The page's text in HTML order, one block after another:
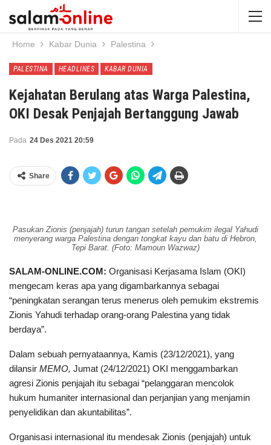
Home Kabar Dunia Palestina
PALESTINA HEADLINES KABAR DUNIA
Kejahatan Berulang atas Warga Palestina,
OKI Desak Penjajah Bertanggung Jawab
Pada 24 Des 2021 20:59
Share
Pasukan Zionis (penjajah) turun tangan setelah pemukim ilegal Yahudi
menyerang warga Palestina dengan tongkat kayu dan batu di Hebron,
Tepi Barat. (Foto: Mamoun Wazwaz)
SALAM-ONLINE.COM: Organisasi Kerjasama Islam (OKI)
mengecam keras apa yang digambarkannya sebagai
“peningkatan serangan terus menerus oleh pemukim ekstremis
Zionis Yahudi terhadap orang-orang Palestina yang tidak
berdaya”.
Dalam sebuah pernyataannya, Kamis (23/12/2021), yang
dilansir MEMO, Jumat (24/12/2021) OKI menggambarkan
agresi Zionis penjajah itu sebagai “pelanggaran mencolok
hukum humaniter internasional dan perjanjian yang menjamin
penyelidikan dan akuntabilitas”.
Organisasi internasional itu mendesak Zionis (penjajah) untuk